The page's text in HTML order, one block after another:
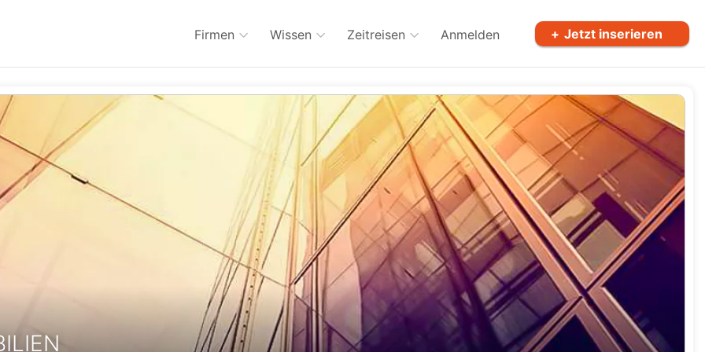
Firmen Wissen Zeitreisen Anmelden Jetzt inserieren